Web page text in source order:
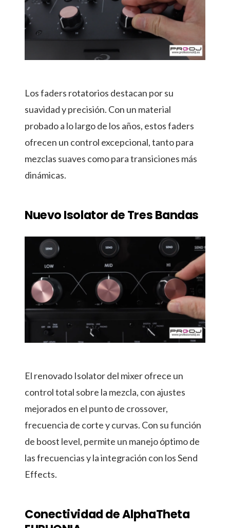
Los faders rotatorios destacan por su
suavidad y precisión. Con un material
probado a lo largo de los años, estos faders
ofrecen un control excepcional, tanto para
mezclas suaves como para transiciones más
dinámicas.
Nuevo Isolator de Tres Bandas
El renovado Isolator del mixer ofrece un
control total sobre la mezcla, con ajustes
mejorados en el punto de crossover,
frecuencia de corte y curvas. Con su función
de boost level, permite un manejo óptimo de
las frecuencias y la integración con los Send
Effects.
Conectividad de AlphaTheta